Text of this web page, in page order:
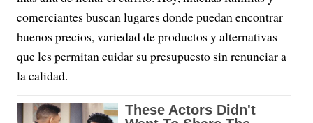
comerciantes buscan lugares donde puedan encontrar
buenos precios, variedad de productos y alternativas
que les permitan cuidar su presupuesto sin renunciar a
la calidad.